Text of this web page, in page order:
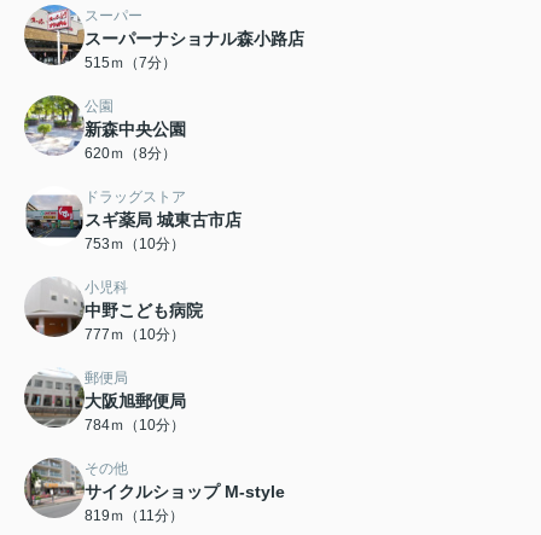
スーパー
スーパーナショナル森小路店
515ｍ（7分）
公園
新森中央公園
620ｍ（8分）
ドラッグストア
スギ薬局 城東古市店
753ｍ（10分）
小児科
中野こども病院
777ｍ（10分）
郵便局
大阪旭郵便局
784ｍ（10分）
その他
サイクルショップ M-style
819ｍ（11分）